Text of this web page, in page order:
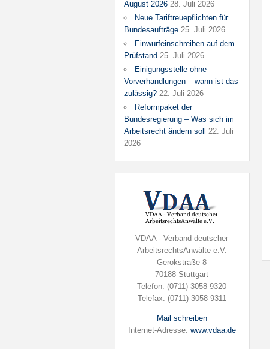
August 2026 28. Juli 2026
Neue Tariftreuepflichten für
Bundesaufträge 25. Juli 2026
Einwurfeinschreiben auf dem
Prüfstand 25. Juli 2026
Einigungsstelle ohne
Vorverhandlungen – wann ist das
zulässig? 22. Juli 2026
Reformpaket der
Bundesregierung – Was sich im
Arbeitsrecht ändern soll
22. Juli
2026
VDAA - Verband deutscher
ArbeitsrechtsAnwälte e.V.
Gerokstraße 8
70188 Stuttgart
Telefon: (0711) 3058 9320
Telefax: (0711) 3058 9311
Mail schreiben
Internet-Adresse: www.vdaa.de